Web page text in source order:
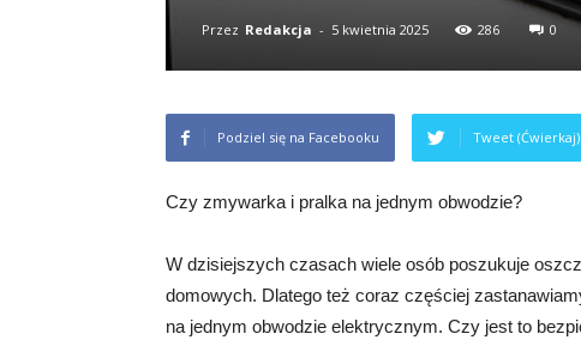
Przez Redakcja - 5 kwietnia 2025 286 0
Podziel się na Facebooku Tweet
Czy zmywarka i pralka na jednym obwodzie?
W dzisiejszych czasach wiele osób poszukuje
domowych. Dlatego też coraz częściej
na jednym obwodzie elektrycznym. Czy jest to